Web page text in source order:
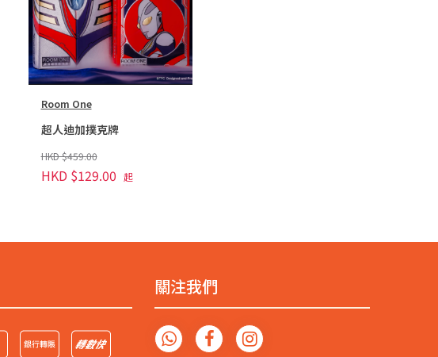
Room One
超人迪加撲克牌
HKD $459.00
HKD $129.00 起
關注我們